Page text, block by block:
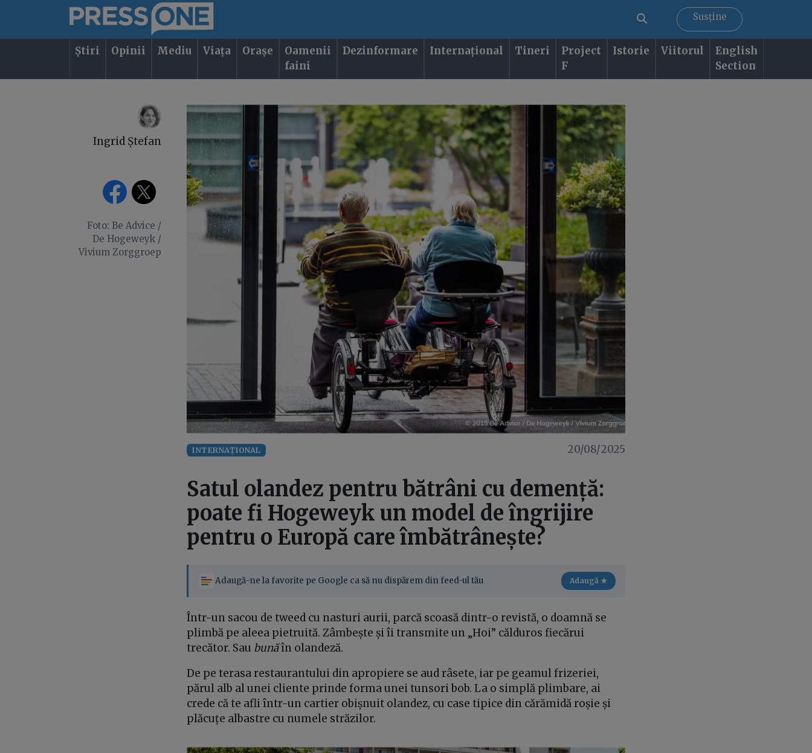
Susține
Știri Opinii Mediu Viața Orașe
Oamenii
faini
Dezinformare Internațional Tineri
Project
F
Istorie Viitorul
English
Section
Ingrid Ștefan
Foto: Be Advice /
De Hogeweyk /
Vivium Zorggroep
INTERNAȚIONAL 20/08/2025
Satul olandez pentru bătrâni cu demență:
poate fi Hogeweyk un model de îngrijire
pentru o Europă care îmbătrânește?
Adaugă-ne la favorite pe Google ca să nu dispărem din feed-ul tău Adaugă ★
Într-un sacou de tweed cu nasturi aurii, parcă scoasă dintr-o revistă, o doamnă se
plimbă pe aleea pietruită. Zâmbește și îi transmite un „Hoi” călduros fiecărui
trecător. Sau bunăîn olandeză.
De pe terasa restaurantului din apropiere se aud râsete, iar pe geamul frizeriei,
părul alb al unei cliente prinde forma unei tunsori bob. La o simplă plimbare, ai
crede că te afli într-un cartier obișnuit olandez, cu case tipice din cărămidă roșie și
plăcuțe albastre cu numele străzilor.